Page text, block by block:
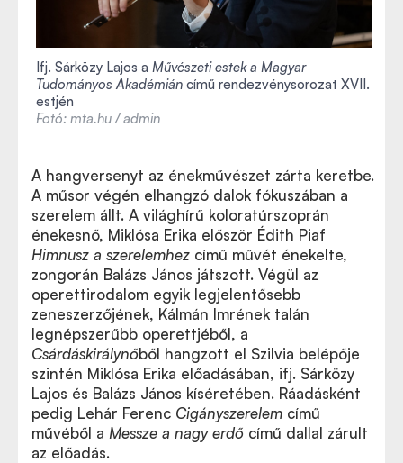
Ifj. Sárközy Lajos a Művészeti estek a Magyar
Tudományos Akadémián című rendezvénysorozat XVII.
estjén
Fotó: mta.hu / admin
A hangversenyt az énekművészet zárta keretbe.
A műsor végén elhangzó dalok fókuszában a
szerelem állt. A világhírű koloratúrszoprán
énekesnő, Miklósa Erika először Édith Piaf
Himnusz a szerelemhez című művét énekelte,
zongorán Balázs János játszott. Végül az
operettirodalom egyik legjelentősebb
zeneszerzőjének, Kálmán Imrének talán
legnépszerűbb operettjéből, a
Csárdáskirálynőből hangzott el Szilvia belépője
szintén Miklósa Erika előadásában, ifj. Sárközy
Lajos és Balázs János kíséretében. Ráadásként
pedig Lehár Ferenc Cigányszerelem című
művéből a Messze a nagy erdő című dallal zárult
az előadás.